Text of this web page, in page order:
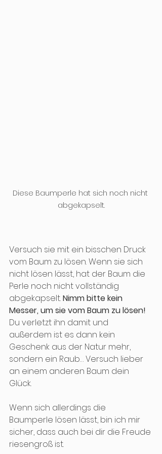
Diese Baumperle hat sich noch nicht
abgekapselt.
Versuch sie mit ein bisschen Druck
vom Baum zu lösen. Wenn sie sich
nicht lösen lässt, hat der Baum die
Perle noch nicht vollständig
abgekapselt. Nimm bitte kein
Messer, um sie vom Baum zu lösen!
Du verletzt ihn damit und
außerdem ist es dann kein
Geschenk aus der Natur mehr,
sondern ein Raub… Versuch lieber
an einem anderen Baum dein
Glück.
Wenn sich allerdings die
Baumperle lösen lässt, bin ich mir
sicher, dass auch bei dir die Freude
riesengroß ist.